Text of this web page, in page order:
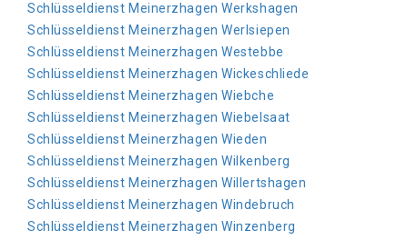
Schlüsseldienst Meinerzhagen Werkshagen
Schlüsseldienst Meinerzhagen Werlsiepen
Schlüsseldienst Meinerzhagen Westebbe
Schlüsseldienst Meinerzhagen Wickeschliede
Schlüsseldienst Meinerzhagen Wiebche
Schlüsseldienst Meinerzhagen Wiebelsaat
Schlüsseldienst Meinerzhagen Wieden
Schlüsseldienst Meinerzhagen Wilkenberg
Schlüsseldienst Meinerzhagen Willertshagen
Schlüsseldienst Meinerzhagen Windebruch
Schlüsseldienst Meinerzhagen Winzenberg